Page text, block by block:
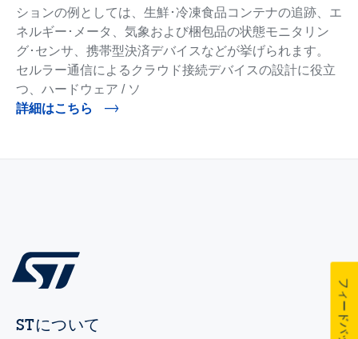
ションの例としては、生鮮･冷凍食品コンテナの追跡、エ
ネルギー･メータ、気象および梱包品の状態モニタリン
グ･センサ、携帯型決済デバイスなどが挙げられます。
セルラー通信によるクラウド接続デバイスの設計に役立
つ、ハードウェア / ソ
詳細はこちら
STについて フィードバック